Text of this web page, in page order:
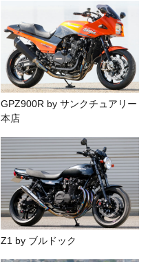
GPZ900R by サンクチュアリー
本店
Z1 by ブルドック